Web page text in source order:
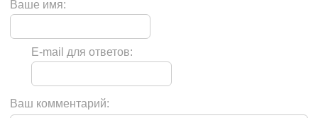
Ваше имя:
E-mail для ответов:
Ваш комментарий: